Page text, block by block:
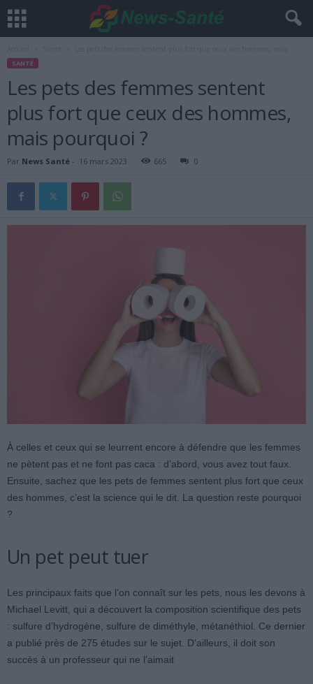
SANTÉ
Les pets des femmes sentent
plus fort que ceux des hommes,
mais pourquoi ?
Par News Santé - 16 mars 2023 665 0
À celles et ceux qui se leurrent encore à défendre que les femmes
ne pètent pas et ne font pas caca : d’abord, vous avez tout faux.
Ensuite, sachez que les pets de femmes sentent plus fort que ceux
des hommes, c’est la science qui le dit. La question reste pourquoi
?
Un pet peut tuer
Les principaux faits que l’on connaît sur les pets, nous les devons à
Michael Levitt, qui a découvert la composition scientifique des pets
: sulfure d’hydrogène, sulfure de diméthyle, métanéthiol. Ce dernier
a publié près de 275 études sur le sujet. D’ailleurs, il doit son
succès à un professeur qui ne l’aimait